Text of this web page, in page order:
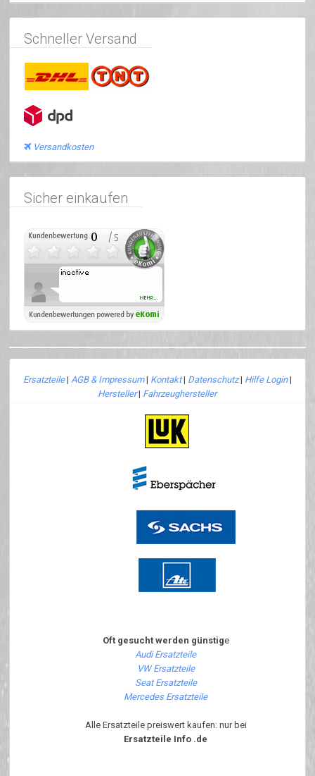
Schneller Versand
Versandkosten
Sicher einkaufen
Ersatzteile| AGB & Impressum| Kontakt| Datenschutz| Hilfe Login|
Hersteller| Fahrzeughersteller
Oft gesucht werden günstige
Audi Ersatzteile
VW Ersatzteile
Seat Ersatzteile
Mercedes Ersatzteile
Alle Ersatzteile preiswert kaufen: nur bei
Ersatzteile Info .de